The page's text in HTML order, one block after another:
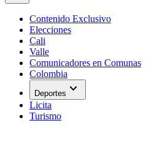
Contenido Exclusivo
Elecciones
Cali
Valle
Comunicadores en Comunas
Colombia
Deportes expand_more
Licita
Turismo